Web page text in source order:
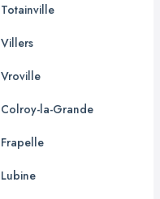
Totainville
Villers
Vroville
Colroy-la-Grande
Frapelle
Lubine